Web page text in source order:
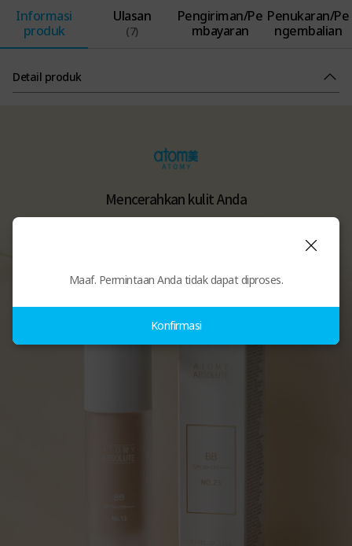
Informasi
produk
Ulasan
(7)
Pengiriman/Pe
mbayaran
Penukaran/Pe
ngembalian
Detail produk
Mencerahkan kulit Anda
ATOMY ABSOLUTE BB
Pencerah, dan Menyamarkan Garis Halus
Maaf. Permintaan Anda tidak dapat diproses.
Konfirmasi